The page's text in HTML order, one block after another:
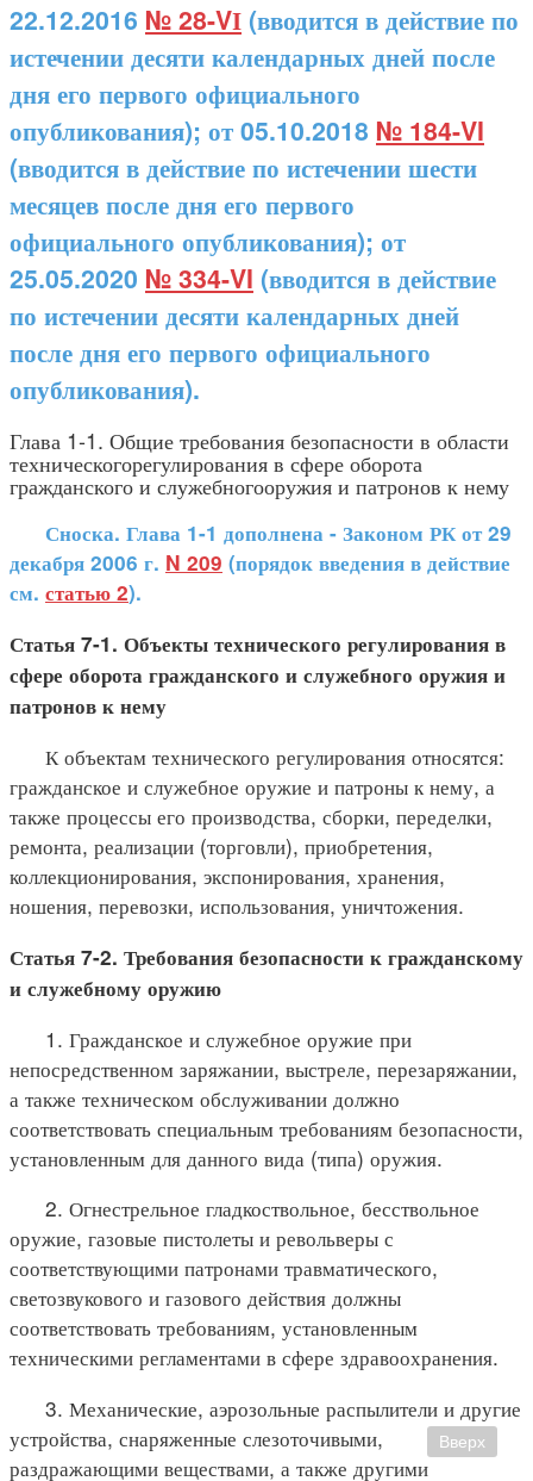
22.12.2016 № 28-VІ (вводится в действие по
истечении десяти календарных дней после
дня его первого официального
опубликования); от 05.10.2018 № 184-VI
(вводится в действие по истечении шести
месяцев после дня его первого
официального опубликования); от
25.05.2020 № 334-VI (вводится в действие
по истечении десяти календарных дней
после дня его первого официального
опубликования).
Глава 1-1. Общие требования безопасности в области
техническогорегулирования в сфере оборота
гражданского и служебногооружия и патронов к нему
Сноска. Глава 1-1 дополнена - Законом РК от 29
декабря 2006 г. N 209 (порядок введения в действие
см. статью 2).
Статья 7-1. Объекты технического регулирования в
сфере оборота гражданского и служебного оружия и
патронов к нему
К объектам технического регулирования относятся:
гражданское и служебное оружие и патроны к нему, а
также процессы его производства, сборки, переделки,
ремонта, реализации (торговли), приобретения,
коллекционирования, экспонирования, хранения,
ношения, перевозки, использования, уничтожения.
Статья 7-2. Требования безопасности к гражданскому
и служебному оружию
1. Гражданское и служебное оружие при
непосредственном заряжании, выстреле, перезаряжании,
а также техническом обслуживании должно
соответствовать специальным требованиям безопасности,
установленным для данного вида (типа) оружия.
2. Огнестрельное гладкоствольное, бесствольное
оружие, газовые пистолеты и револьверы с
соответствующими патронами травматического,
светозвукового и газового действия должны
соответствовать требованиям, установленным
техническими регламентами в сфере здравоохранения.
3. Механические, аэрозольные распылители и другие
устройства, снаряженные слезоточивыми,
раздражающими веществами, а также другими
Вверх